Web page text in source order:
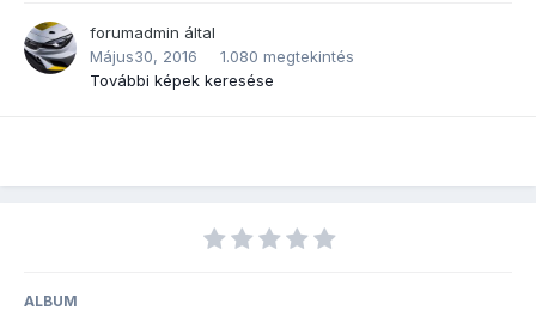
forumadmin által
Május30, 2016
1.080 megtekintés
További képek keresése
ALBUM